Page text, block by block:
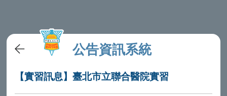
公告資訊系統
【實習訊息】臺北市立聯合醫院實習